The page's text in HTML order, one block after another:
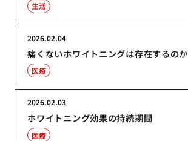
生活
痛くないホワイトニングは存在するのか
2026.02.04
医療
ホワイトニング効果の持続期間
2026.02.03
医療